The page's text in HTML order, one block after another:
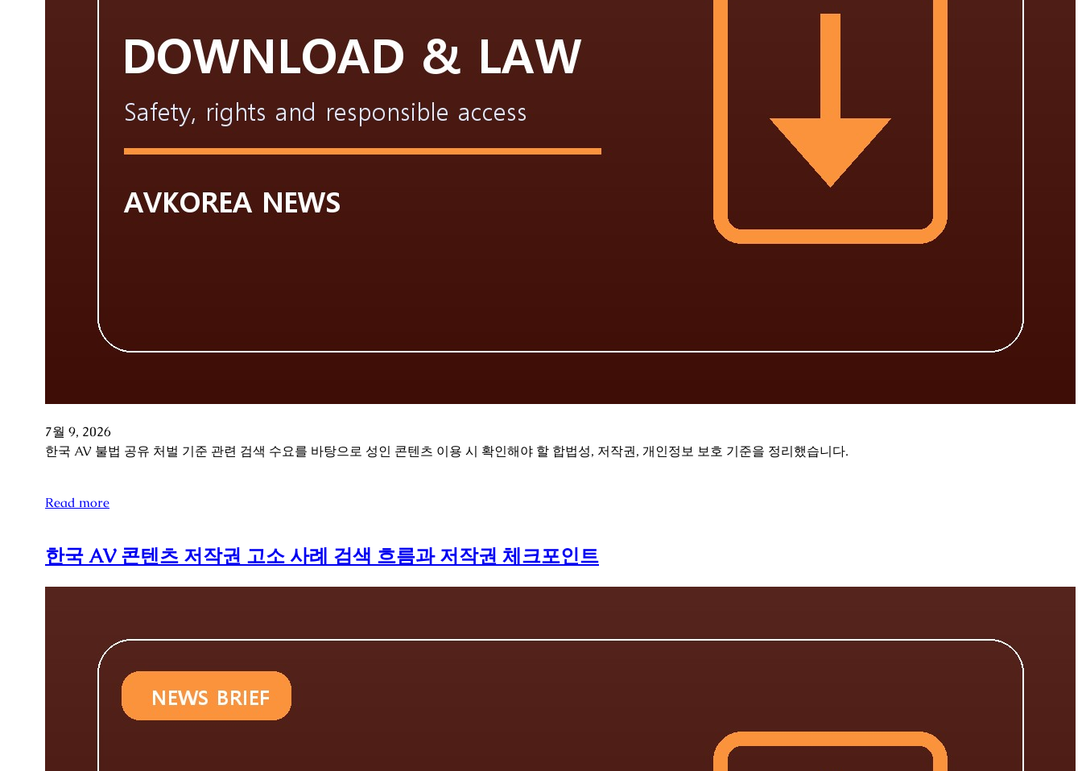
7월 9, 2026
한국 AV 불법 공유 처벌 기준 관련 검색 수요를 바탕으로 성인 콘텐츠 이용 시 확인해야 할 합법성, 저작권, 개인정보 보호 기준을 정리했습니다.
Read more
한국 AV 콘텐츠 저작권 고소 사례 검색 흐름과 저작권 체크포인트